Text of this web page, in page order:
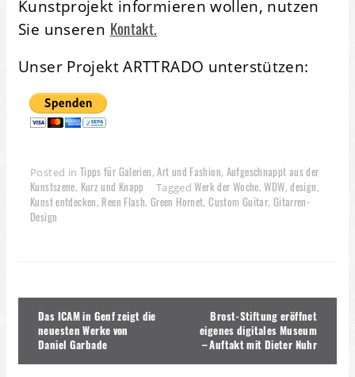
Kunstprojekt informieren wollen, nutzen
Sie unseren Kontakt.
Unser Projekt ARTTRADO unterstützen:
Posted in Tipps für Galerien,Art und Fashion, Aufgeschnappt aus der
Kunstszene, Kurz und Knapp TaggedWerk der Woche,WDW,design,
Kunst entdecken, Reen Flash, Green Hornet,Custom Guitar, Gitarren-
Design
Beitragsnavigation
Das ICAM in Genf zeigt die
neuesten Werke von
Daniel Garbade
Brost-Stiftung eröffnet
eigenes digitales Museum
– Auftakt mit Dieter Nuhr